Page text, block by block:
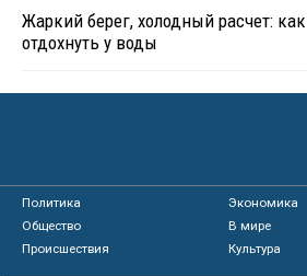
Жаркий берег, холодный расчет:
отдохнуть у воды
Политика
Экономика
Общество
В мире
Происшествия
Культура